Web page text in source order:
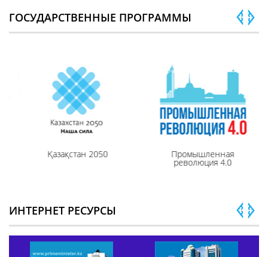
ГОСУДАРСТВЕННЫЕ ПРОГРАММЫ
Қазақстан 2050 Промышленная
революция 4.0
ИНТЕРНЕТ РЕСУРСЫ